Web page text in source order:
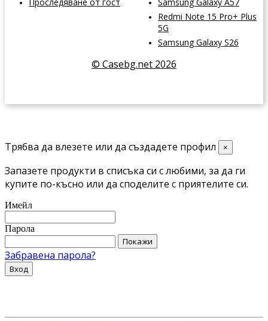
Redmi Note 15 Pro+ Plus
5G
Samsung Galaxy S26
© Casebg.net 2026
Трябва да влезете или да създадете профил ×
Запазете продукти в списъка си с любими, за да ги
купите по-късно или да споделите с приятелите си.
Имейл
Парола
Покажи
Забравена парола?
Вход